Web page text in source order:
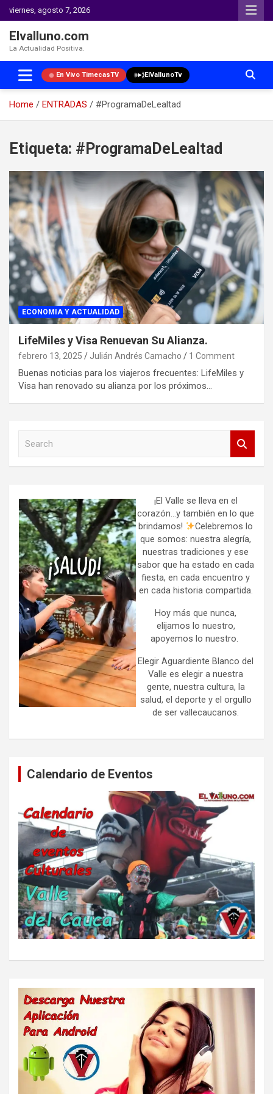
viernes, agosto 7, 2026
Elvalluno.com
La Actualidad Positiva.
En Vivo TimecasTV ElVallunoTv
Home ENTRADAS
#ProgramaDeLealtad
content
Etiqueta: #ProgramaDeLealtad
ECONOMIA Y ACTUALIDAD
LifeMiles y Visa Renuevan Su Alianza.
febrero 13, 2025 Julián Andrés Camacho 1 Comment
Buenas noticias para los viajeros frecuentes: LifeMiles y
Visa han renovado su alianza por los próximos…
h
¡El Valle se lleva en el
corazón…y también en lo que
brindamos!
Celebremos lo
que somos: nuestra alegría,
nuestras tradiciones y ese
sabor que ha estado en cada
fiesta, en cada encuentro y
en cada historia compartida.
Hoy más que nunca,
elijamos lo nuestro,
apoyemos lo nuestro.
Elegir Aguardiente Blanco del
Valle es elegir a nuestra
gente, nuestra cultura, la
salud, el deporte y el orgullo
de ser vallecaucanos.
Calendario de Eventos